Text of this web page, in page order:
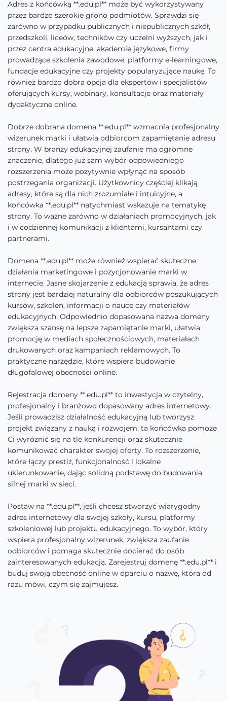
Adres z końcówką **.edu.pl** może być wykorzystywany
przez bardzo szerokie grono podmiotów. Sprawdzi się
zarówno w przypadku publicznych i niepublicznych szkół,
przedszkoli, liceów, techników czy uczelni wyższych, jak i
przez centra edukacyjne, akademie językowe, firmy
prowadzące szkolenia zawodowe, platformy e-learningowe,
fundacje edukacyjne czy projekty popularyzujące naukę. To
również bardzo dobra opcja dla ekspertów i specjalistów
oferujących kursy, webinary, konsultacje oraz materiały
dydaktyczne online.
Dobrze dobrana domena **.edu.pl** wzmacnia profesjonalny
wizerunek marki i ułatwia odbiorcom zapamiętanie adresu
strony. W branży edukacyjnej zaufanie ma ogromne
znaczenie, dlatego już sam wybór odpowiedniego
rozszerzenia może pozytywnie wpłynąć na sposób
postrzegania organizacji. Użytkownicy częściej klikają
adresy, które są dla nich zrozumiałe i intuicyjne, a
końcówka **.edu.pl** natychmiast wskazuje na tematykę
strony. To ważne zarówno w działaniach promocyjnych, jak
i w codziennej komunikacji z klientami, kursantami czy
partnerami.
Domena **.edu.pl** może również wspierać skuteczne
działania marketingowe i pozycjonowanie marki w
internecie. Jasne skojarzenie z edukacją sprawia, że adres
strony jest bardziej naturalny dla odbiorców poszukujących
kursów, szkoleń, informacji o nauce czy materiałów
edukacyjnych. Odpowiednio dopasowana nazwa domeny
zwiększa szansę na lepsze zapamiętanie marki, ułatwia
promocję w mediach społecznościowych, materiałach
drukowanych oraz kampaniach reklamowych. To
praktyczne narzędzie, które wspiera budowanie
długofalowej obecności online.
Rejestracja domeny **.edu.pl** to inwestycja w czytelny,
profesjonalny i branżowo dopasowany adres internetowy.
Jeśli prowadzisz działalność edukacyjną lub tworzysz
projekt związany z nauką i rozwojem, ta końcówka pomoże
Ci wyróżnić się na tle konkurencji oraz skutecznie
komunikować charakter swojej oferty. To rozszerzenie,
które łączy prestiż, funkcjonalność i lokalne
ukierunkowanie, dając solidną podstawę do budowania
silnej marki w sieci.
Postaw na **.edu.pl**, jeśli chcesz stworzyć wiarygodny
adres internetowy dla swojej szkoły, kursu, platformy
szkoleniowej lub projektu edukacyjnego. To wybór, który
wspiera profesjonalny wizerunek, zwiększa zaufanie
odbiorców i pomaga skutecznie docierać do osób
zainteresowanych edukacją. Zarejestruj domenę **.edu.pl** i
buduj swoją obecność online w oparciu o nazwę, która od
razu mówi, czym się zajmujesz.